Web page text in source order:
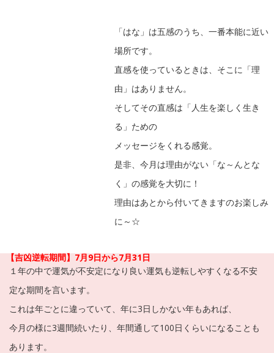
「はな」は五感のうち、一番本能に近い
場所です。
直感を使っているときは、そこに「理
由」はありません。
そしてその直感は「人生を楽しく生き
る」ための
メッセージをくれる感覚。
是非、今月は理由がない「な～んとな
く」の感覚を大切に！
理由はあとから付いてきますのお楽しみ
に～☆
【吉凶逆転期間】7月9日から7月31日
１年の中で運気が不安定になり良い運気も逆転しやすくなる不安
定な期間を言います。
これは年ごとに違っていて、年に3日しかない年もあれば、
今月の様に3週間続いたり、年間通して100日くらいになることも
あります。